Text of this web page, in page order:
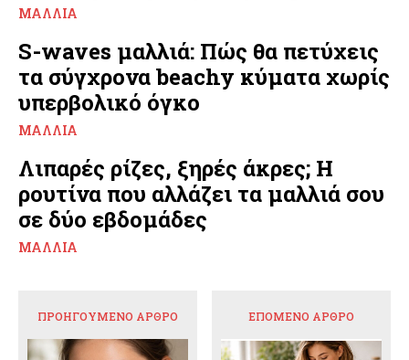
ΜΑΛΛΙΆ
S-waves μαλλιά: Πώς θα πετύχεις
τα σύγχρονα beachy κύματα χωρίς
υπερβολικό όγκο
ΜΑΛΛΙΆ
Λιπαρές ρίζες, ξηρές άκρες; Η
ρουτίνα που αλλάζει τα μαλλιά σου
σε δύο εβδομάδες
ΜΑΛΛΙΆ
ΠΡΟΗΓΟΎΜΕΝΟ ΆΡΘΡΟ ΕΠΌΜΕΝΟ ΆΡΘΡΟ